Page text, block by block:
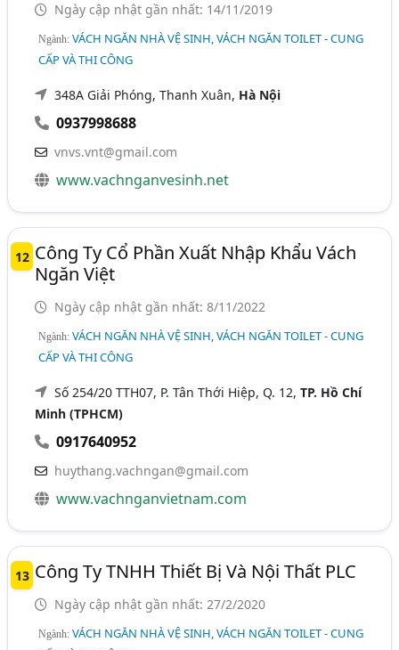
Ngày cập nhật gần nhất: 14/11/2019
Ngành:VÁCH NGĂN NHÀ VỆ SINH, VÁCH NGĂN TOILET - CUNG
CẤP VÀ THI CÔNG
348A Giải Phóng, Thanh Xuân, Hà Nội
0937998688
vnvs.vnt@gmail.com
www.vachnganvesinh.net
12 Công Ty Cổ Phần Xuất Nhập Khẩu Vách
Ngăn Việt
Ngày cập nhật gần nhất: 8/11/2022
Ngành:VÁCH NGĂN NHÀ VỆ SINH, VÁCH NGĂN TOILET - CUNG
CẤP VÀ THI CÔNG
Số 254/20 TTH07, P. Tân Thới Hiệp, Q. 12,TP. Hồ Chí
Minh (TPHCM)
0917640952
huythang.vachngan@gmail.com
www.vachnganvietnam.com
13 Công Ty TNHH Thiết Bị Và Nội Thất PLC
Ngày cập nhật gần nhất: 27/2/2020
Ngành:VÁCH NGĂN NHÀ VỆ SINH, VÁCH NGĂN TOILET - CUNG